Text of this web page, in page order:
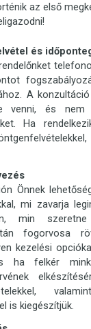
az első
és
A
venni, és nem
Ha
Önnek
mi zavarja
min
fogorvosa
kezelési
ha felkér
is kiegészítjük.